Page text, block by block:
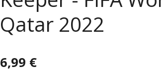
Qatar 2022
6,99 €